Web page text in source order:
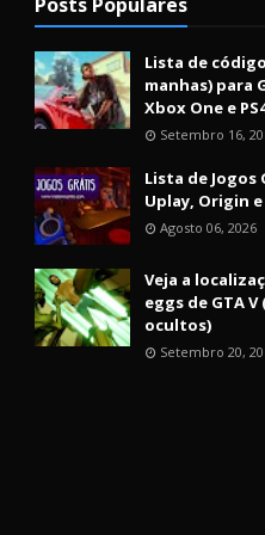
Lista de
manhas) para
Xbox One e
Setembro 16,
Lista de Jogos
Uplay, Origin e
Agosto 06, 2026
Veja a
eggs de GTA
ocultos)
Setembro 20,